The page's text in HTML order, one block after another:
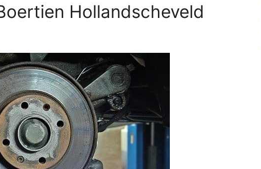
Hollandscheveld